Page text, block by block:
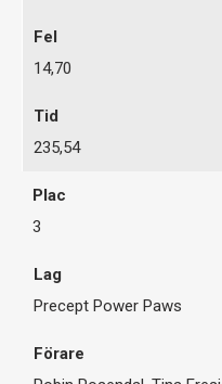
14,70
235,54
3
Precept Power Paws